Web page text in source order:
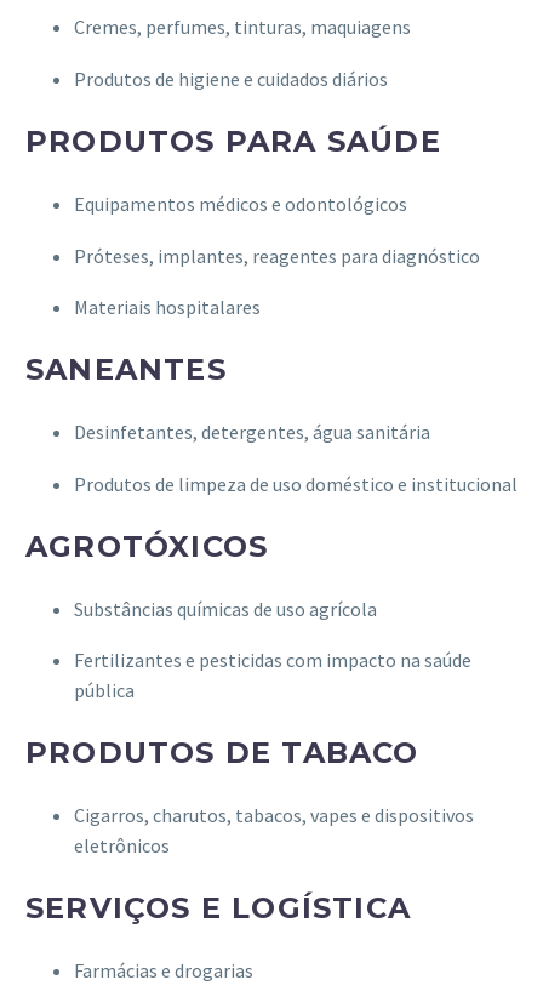
Cremes, perfumes, tinturas, maquiagens
Produtos de higiene e cuidados diários
PRODUTOS PARA SAÚDE
Equipamentos médicos e odontológicos
Próteses, implantes, reagentes para diagnóstico
Materiais hospitalares
SANEANTES
Desinfetantes, detergentes, água sanitária
Produtos de limpeza de uso doméstico e institucional
AGROTÓXICOS
Substâncias químicas de uso agrícola
Fertilizantes e pesticidas com impacto na saúde
pública
PRODUTOS DE TABACO
Cigarros, charutos, tabacos, vapes e dispositivos
eletrônicos
SERVIÇOS E LOGÍSTICA
Farmácias e drogarias